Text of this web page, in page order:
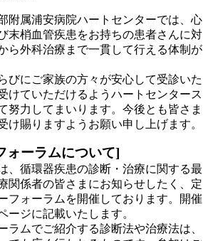
附属浦安病院ハートセンターでは、心
末梢血管疾患をお持ちの患者さんに対
ら外科治療まで一貫して行える体制が
びにご家族の方々が安心して受診いた
けていただけるようハートセンタース
努力してまいります。今後とも皆さま
け賜りますようお願い申し上げます。
ォーラムについて]
、循環器疾患の診断・治療に関する最
関係者の皆さまにお知らせしたく、定
フォーラムを開催しております。開催
ージに記載いたします。
ラムでご紹介する診断法や治療法は、